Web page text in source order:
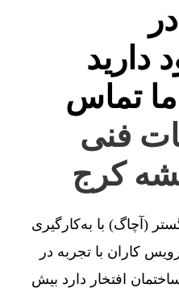
دارید
ما تماس
فنی
کرج
(آچاگ) با به‌کارگیری
کاران با تجربه در
افتخار دارد بیش